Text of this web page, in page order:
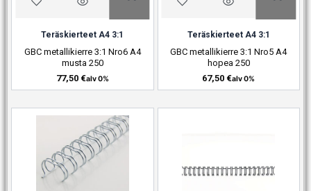
Teräskierteet A4 3:1
GBC metallikierre 3:1 Nro6 A4
musta 250
77,50 €alv 0%
Teräskierteet A4 3:1
GBC metallikierre 3:1 Nro5 A4
hopea 250
67,50 €alv 0%